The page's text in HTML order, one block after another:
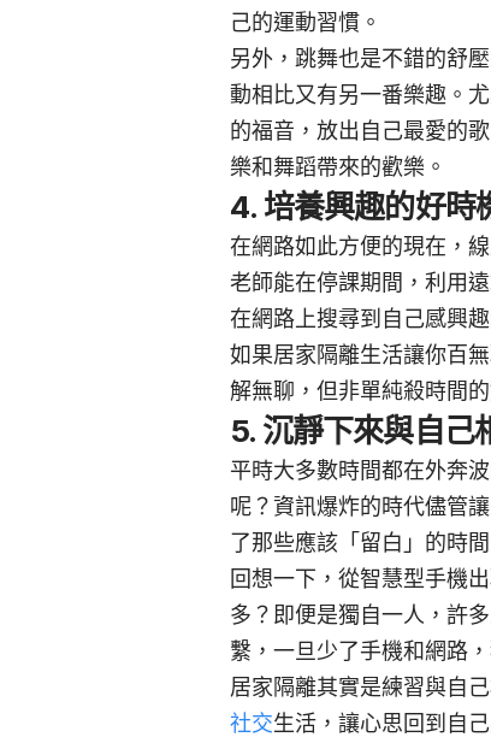
己的運動習慣。
另外，跳舞也是不錯的舒
動相比又有另一番樂趣。
的福音，放出自己最愛的
樂和舞蹈帶來的歡樂。
4. 培養興趣的好時
在網路如此方便的現在，
老師能在停課期間，利用
在網路上搜尋到自己感興
如果居家隔離生活讓你百
解無聊，但非單純殺時間的
5. 沉靜下來與自己
平時大多數時間都在外奔
呢？資訊爆炸的時代儘管
了那些應該「留白」的時間
回想一下，從智慧型手機
多？即便是獨自一人，許
繫，一旦少了手機和網路
居家隔離其實是練習與自
社交生活，讓心思回到自